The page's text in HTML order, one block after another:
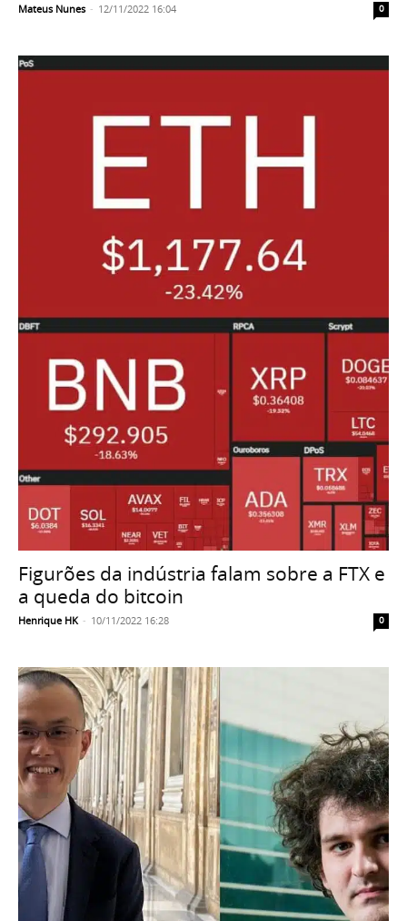
Mateus Nunes - 12/11/2022 16:04 0
Figurões da indústria falam sobre a FTX e
a queda do bitcoin
Henrique HK - 10/11/2022 16:28 0